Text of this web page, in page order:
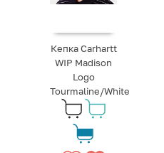
Кепка Carhartt
WIP Madison
Logo
Tourmaline/White